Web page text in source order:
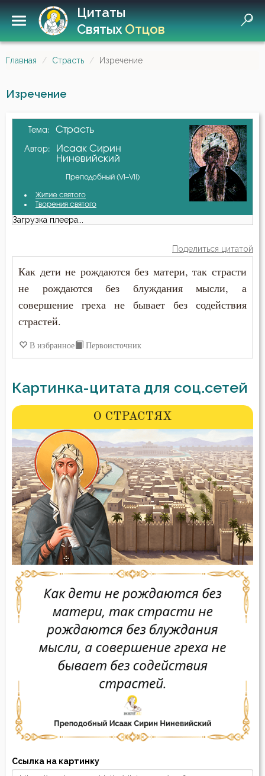
Цитаты
СвятыхОтцов
Главная Страсть Изречение
Изречение
Тема: Страсть
Автор:
Исаак Сирин
Ниневийский
Преподобный (VI–VII)
Житие святого
Творения святого
Загрузка плеера...
Поделиться цитатой
Как дети не рождаются без матери, так страсти
не рождаются без блуждания мысли, а
совершение греха не бывает без содействия
страстей.
В избранное Первоисточник
Картинка-цитата для соц.сетей
Ссылка на картинку